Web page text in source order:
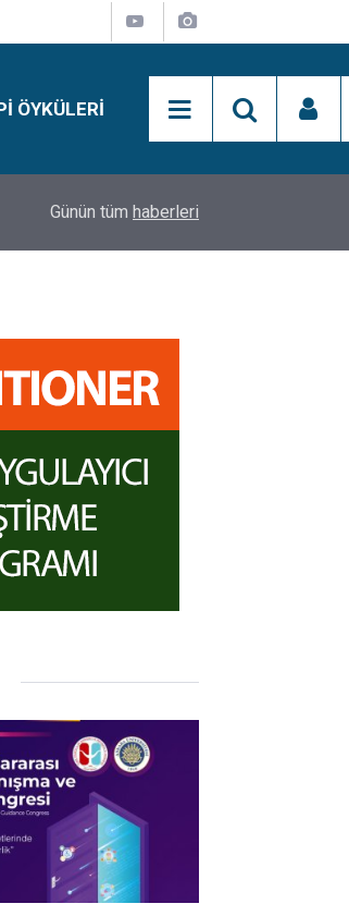
ÖYKÜLERI
Says Dikkat Programı Nedir?
Günün tüm haberleri